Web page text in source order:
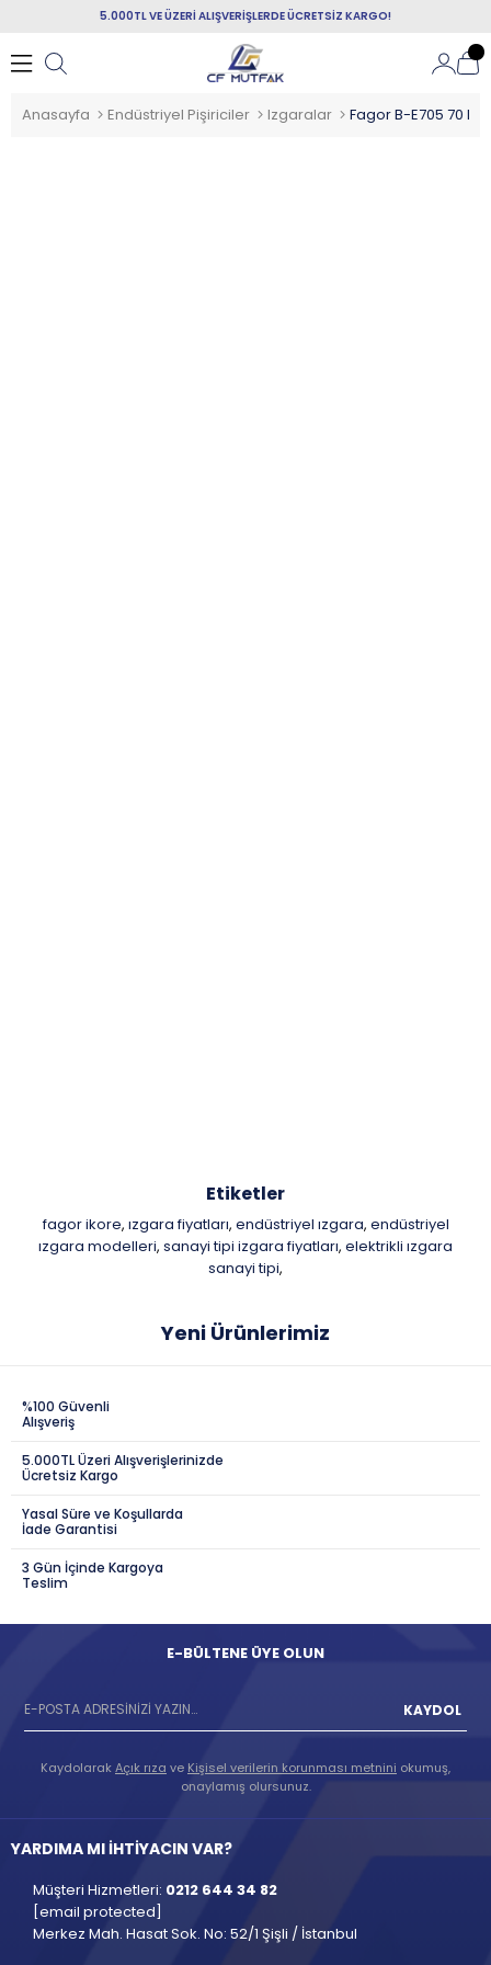
5.000TL VE ÜZERİ ALIŞVERİŞLERDE ÜCRETSİZ KARGO!
Anasayfa Endüstriyel Pişiriciler Izgaralar
Etiketler
fagor ikore, ızgara fiyatları, endüstriyel ızgara, endüstriyel
ızgara modelleri, sanayi tipi izgara fiyatları, elektrikli ızgara
sanayi tipi,
Yeni Ürünlerimiz
%100 Güvenli
Alışveriş
5.000TL Üzeri Alışverişlerinizde
Ücretsiz Kargo
Yasal Süre ve Koşullarda
İade Garantisi
3 Gün İçinde Kargoya
Teslim
E-BÜLTENE ÜYE OLUN
KAYDOL
KaydolarakAçık rıza ve Kişisel verilerin korunması metnini okumuş,
onaylamış olursunuz.
YARDIMA MI İHTİYACIN VAR?
Müşteri Hizmetleri: 0212 644 34 82
[email protected]
Merkez Mah. Hasat Sok. No: 52/1 Şişli / İstanbul